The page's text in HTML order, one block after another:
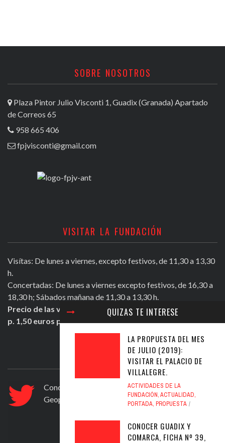
QUIZAS TE INTERESE
LA PROPUESTA DEL MES
DE JULIO (2019):
VISITAR EL PALACIO DE
VILLALEGRE.
ACTIVIDADES DE LA
FUNDACIÓN,ACTUALIDAD,
PORTADA, PROPUESTA
CONOCER GUADIX Y
COMARCA, FICHA Nº 39,
SOBRE NOSOTROS
Plaza Pintor Julio Visconti 1, Guadix (Granada) Apartado
de Correos 65
958 665 406
fpjvisconti@gmail.com
VISITAR LA FUNDACIÓN
Visítas: De lunes a viernes, excepto festivos, de 11,30 a 13,30
h.
Concertadas: De lunes a viernes excepto festivos, de 16,30 a
18,30 h; Sábados mañana de 11,30 a 13,30 h.
Precio de las visitas: Individual 2 euros. Grupos + de 10
p. 1,50 euros persona.
ULTIMOS TWEETS
Conocer Guadix y comarca, ficha nº 83. El
Geoparque de Granada
https://t.co/ad6594yfVv